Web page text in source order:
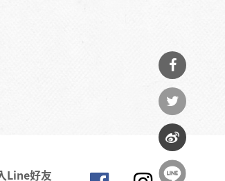
分享
到
Facebook
分享
到
分享
Line好友